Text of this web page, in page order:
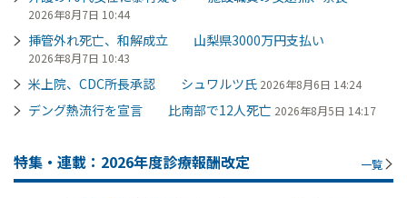
2026年8月7日 10:44
挿管外れ死亡、和解成立 山梨県3000万円支払い
2026年8月7日 10:43
米上院、CDC所長承認 シュワルツ氏 2026年8月6日 14:24
デング熱流行を宣言 比南部で12人死亡 2026年8月5日 14:17
特集・連載：2026年度診療報酬改定 一覧